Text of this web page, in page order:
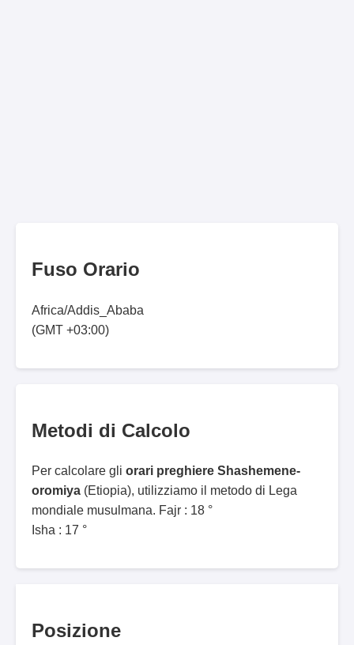
Fuso Orario
Africa/Addis_Ababa
(GMT +03:00)
Metodi di Calcolo
Per calcolare gli orari preghiere Shashemene-
oromiya (Etiopia), utilizziamo il metodo di Lega
mondiale musulmana. Fajr : 18 °
Isha : 17 °
Posizione